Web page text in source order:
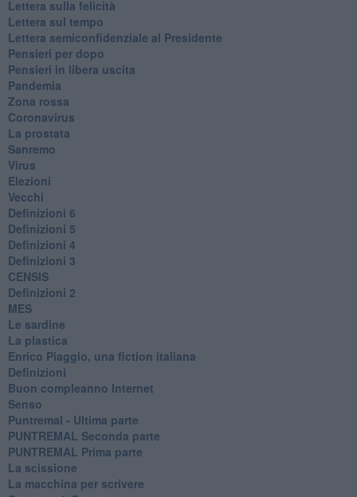
​Lettera sulla felicità
​Lettera sul tempo
Lettera semiconfidenziale al Presidente
Pensieri per dopo
​Pensieri in libera uscita
Pandemia
Zona rossa
Coronavirus
La prostata
Sanremo
Virus
Elezioni
Vecchi
Definizioni 6
Definizioni 5
Definizioni 4
Definizioni 3
CENSIS
​Definizioni 2
MES
Le sardine
La plastica
​Enrico Piaggio, una fiction italiana
Definizioni
​Buon compleanno Internet
Senso
Puntremal - Ultima parte
PUNTREMAL Seconda parte
​PUNTREMAL Prima parte
La scissione
La macchina per scrivere